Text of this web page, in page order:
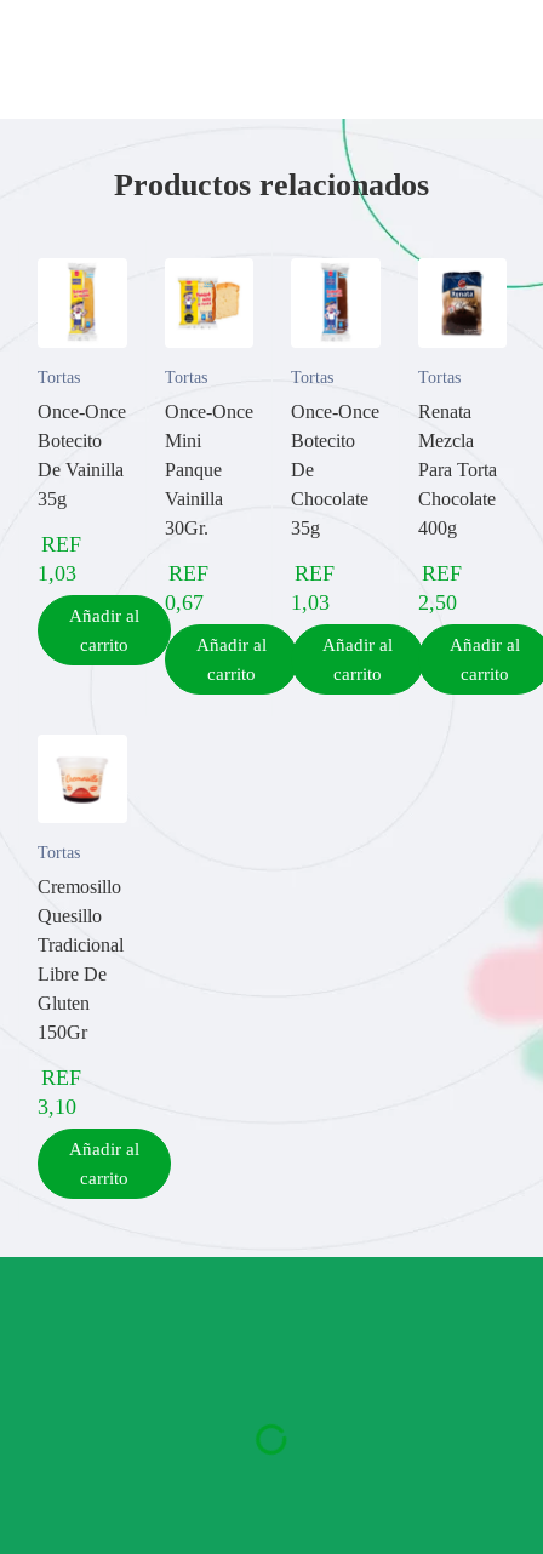
Productos relacionados
Tortas
Once-Once
Botecito
De Vainilla
35g
REF
1,03
Añadir al
carrito
Tortas
Once-Once
Mini
Panque
Vainilla
30Gr.
REF
0,67
Añadir al
carrito
Tortas
Once-Once
Botecito
De
Chocolate
35g
REF
1,03
Añadir al
carrito
Tortas
Renata
Mezcla
Para Torta
Chocolate
400g
REF
2,50
Añadir al
carrito
Tortas
Cremosillo
Quesillo
Tradicional
Libre De
Gluten
150Gr
REF
3,10
Añadir al
carrito